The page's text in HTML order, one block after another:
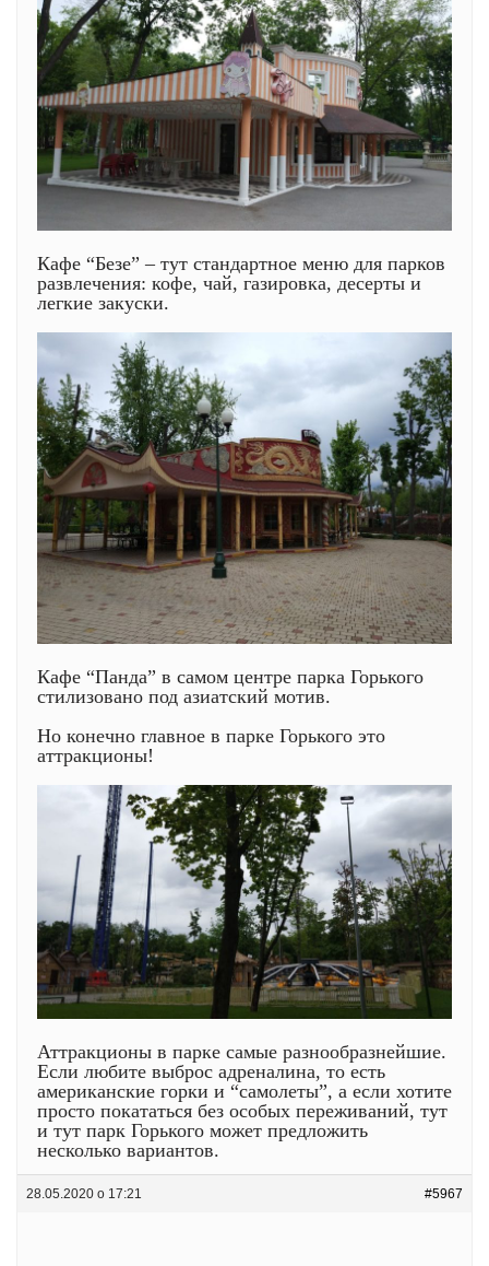
Кафе “Безе” – тут стандартное меню для парков
развлечения: кофе, чай, газировка, десерты и
легкие закуски.
Кафе “Панда” в самом центре парка Горького
стилизовано под азиатский мотив.
Но конечно главное в парке Горького это
аттракционы!
Аттракционы в парке самые разнообразнейшие.
Если любите выброс адреналина, то есть
американские горки и “самолеты”, а если хотите
просто покататься без особых переживаний, тут
и тут парк Горького может предложить
несколько вариантов.
28.05.2020 о 17:21 #5967